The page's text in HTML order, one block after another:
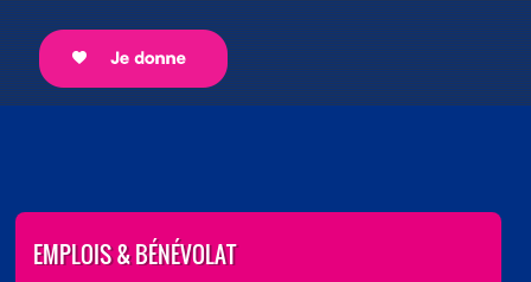
EMPLOIS & BÉNÉVOLAT